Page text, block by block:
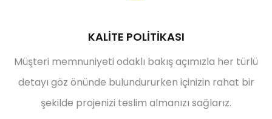
KALİTE POLİTİKASI
Müşteri memnuniyeti odaklı bakış açımızla her türlü
detayı göz önünde bulundururken içinizin rahat bir
şekilde projenizi teslim almanızı sağlarız.